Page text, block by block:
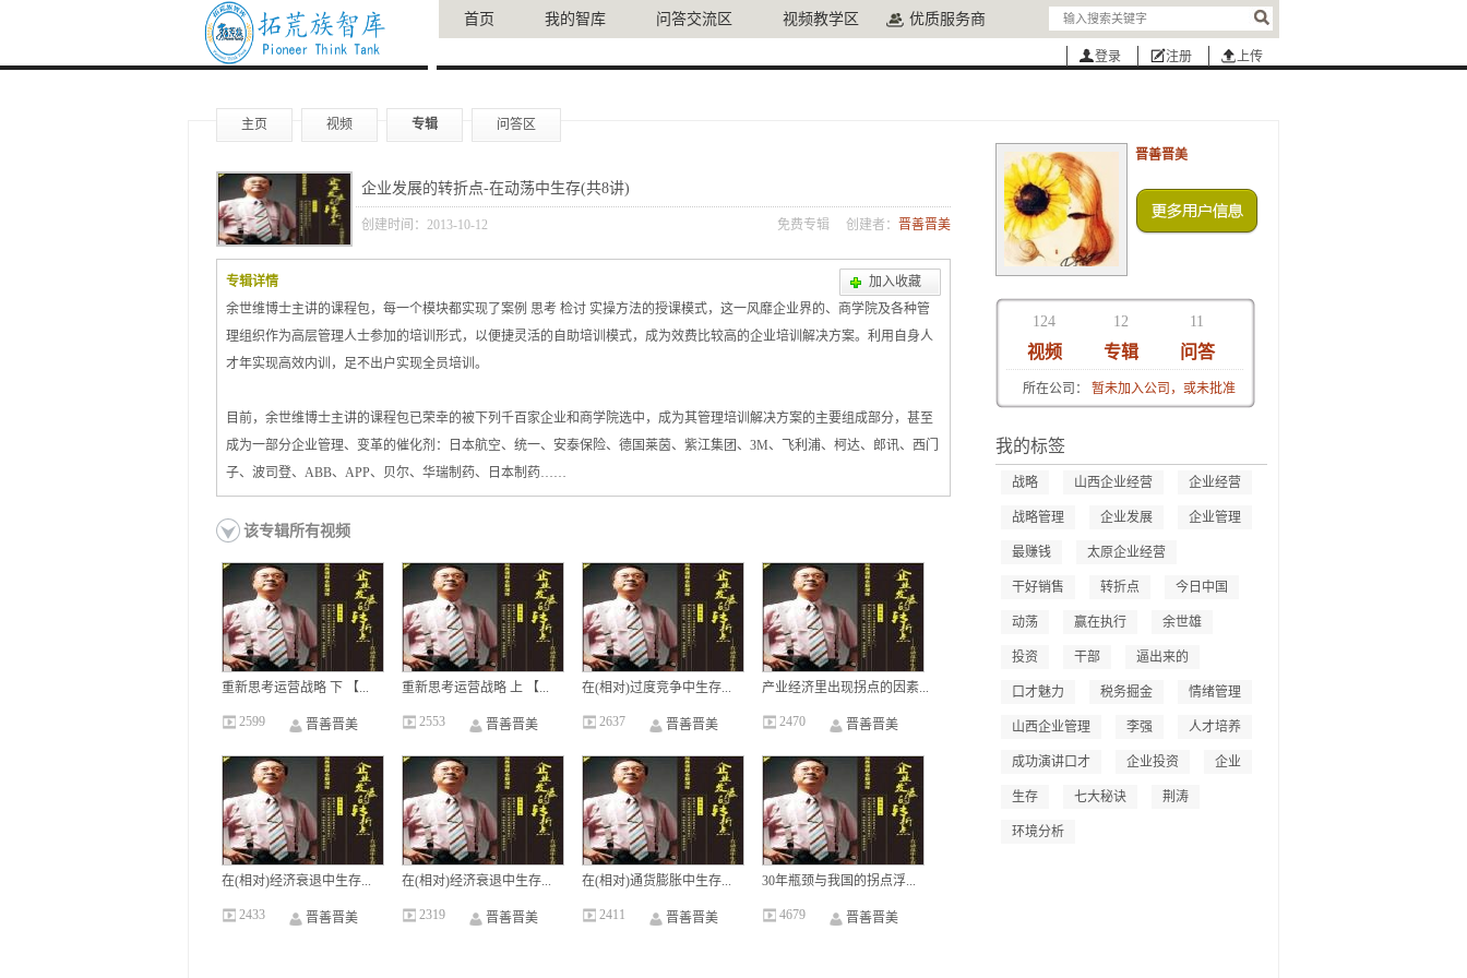
首页 我的智库 问答交流区 视频教学区 优质服务商
上传
注册
登录
主页 视频 专辑 问答区
企业发展的转折点-在动荡中生存(共8讲)
创建时间：2013-10-12 创建者： 晋善晋美
免费专辑
加入收藏
专辑详情
余世维博士主讲的课程包，每一个模块都实现了案例 思考 检讨 实操方法的授课模式，这一风靡企业界的、商学院及各种管
理组织作为高层管理人士参加的培训形式，以便捷灵活的自助培训模式，成为效费比较高的企业培训解决方案。利用自身人
才年实现高效内训，足不出户实现全员培训。
目前，余世维博士主讲的课程包已荣幸的被下列千百家企业和商学院选中，成为其管理培训解决方案的主要组成部分，甚至
成为一部分企业管理、变革的催化剂：日本航空、统一、安泰保险、德国莱茵、紫江集团、3M、飞利浦、柯达、郎讯、西门
子、波司登、ABB、APP、贝尔、华瑞制药、日本制药……
该专辑所有视频
重新思考运营战略 下 【...
2599 晋善晋美
重新思考运营战略 上 【...
2553 晋善晋美
在(相对)过度竞争中生存...
2637 晋善晋美
产业经济里出现拐点的因素...
2470 晋善晋美
在(相对)经济衰退中生存...
2433 晋善晋美
在(相对)经济衰退中生存...
2319 晋善晋美
在(相对)通货膨胀中生存...
2411 晋善晋美
30年瓶颈与我国的拐点浮...
4679 晋善晋美
晋善晋美
124
视频
12
专辑
11
问答
所在公司： 暂未加入公司，或未批准
我的标签
战略 山西企业经营 企业经营
战略管理 企业发展 企业管理
最赚钱 太原企业经营
干好销售 转折点 今日中国
动荡 赢在执行 余世雄
投资 干部 逼出来的
口才魅力 税务掘金 情绪管理
山西企业管理 李强 人才培养
成功演讲口才 企业投资 企业
生存 七大秘诀 荆涛
环境分析